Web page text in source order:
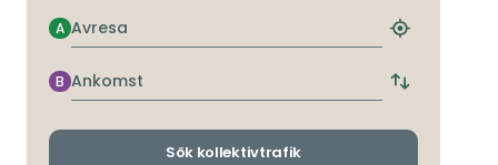
Avresa
A
Hitta
hållplats
Ankomst
B
Byt
och
Sök kollektivtrafik